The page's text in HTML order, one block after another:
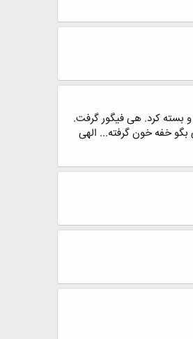
بسته کرد. هی فیگور گرفت.
بگو خفه خون گرفته... الهی